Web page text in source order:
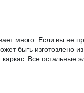
много. Если вы не
быть изготовлено
Все остальные